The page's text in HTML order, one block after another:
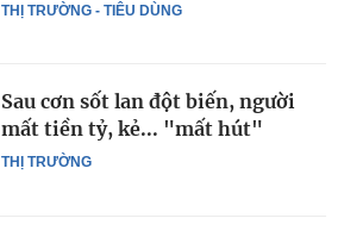
THỊ TRƯỜNG - TIÊU DÙNG
THỊ TRƯỜNG
Sau cơn sốt lan đột biến, người
mất tiền tỷ, kẻ... "mất hút"